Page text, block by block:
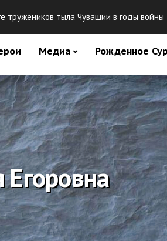
Медиа Рожденное
тружеников тыла Чувашии в годы войны